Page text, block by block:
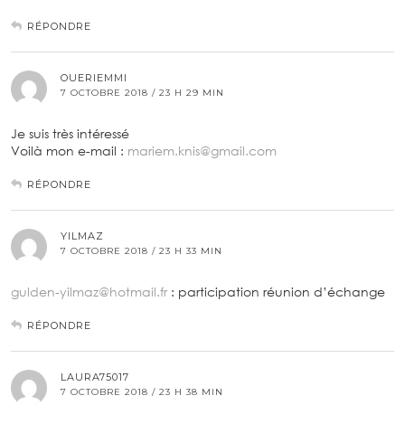
RÉPONDRE
OUERIEMMI
7 OCTOBRE 2018 / 23 H 29 MIN
Je suis très intéressé
Voilà mon e-mail : mariem.knis@gmail.com
RÉPONDRE
YILMAZ
7 OCTOBRE 2018 / 23 H 33 MIN
gulden-yilmaz@hotmail.fr : participation réunion d’échange
RÉPONDRE
LAURA75017
7 OCTOBRE 2018 / 23 H 38 MIN